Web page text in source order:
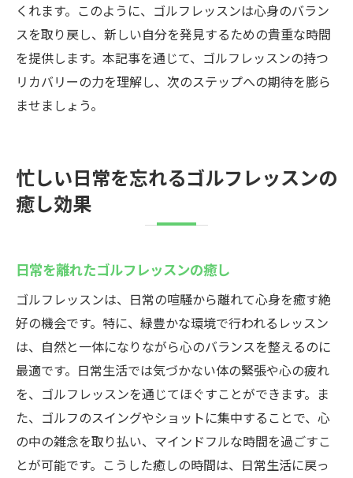
くれます。このように、ゴルフレッスンは心身のバラン
スを取り戻し、新しい自分を発見するための貴重な時間
を提供します。本記事を通じて、ゴルフレッスンの持つ
リカバリーの力を理解し、次のステップへの期待を膨ら
ませましょう。
忙しい日常を忘れるゴルフレッスンの
癒し効果
日常を離れたゴルフレッスンの癒し
ゴルフレッスンは、日常の喧騒から離れて心身を癒す絶
好の機会です。特に、緑豊かな環境で行われるレッスン
は、自然と一体になりながら心のバランスを整えるのに
最適です。日常生活では気づかない体の緊張や心の疲れ
を、ゴルフレッスンを通じてほぐすことができます。ま
た、ゴルフのスイングやショットに集中することで、心
の中の雑念を取り払い、マインドフルな時間を過ごすこ
とが可能です。こうした癒しの時間は、日常生活に戻っ